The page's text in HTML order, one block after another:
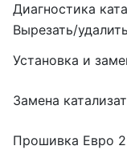
Диагностика
Вырезать/
Установка и
Замена
Прошивка Евро 2